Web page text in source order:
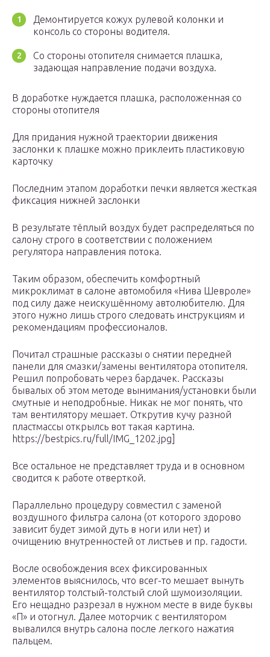
Демонтируется кожух рулевой колонки и
консоль со стороны водителя.
Со стороны отопителя снимается плашка,
задающая направление подачи воздуха.
В доработке нуждается плашка, расположенная со
стороны отопителя
Для придания нужной траектории движения
заслонки к плашке можно приклеить пластиковую
карточку
Последним этапом доработки печки является жесткая
фиксация нижней заслонки
В результате тёплый воздух будет распределяться по
салону строго в соответствии с положением
регулятора направления потока.
Таким образом, обеспечить комфортный
микроклимат в салоне автомобиля «Нива Шевроле»
под силу даже неискушённому автолюбителю. Для
этого нужно лишь строго следовать инструкциям и
рекомендациям профессионалов.
Почитал страшные рассказы о снятии передней
панели для смазки/замены вентилятора отопителя.
Решил попробовать через бардачек. Рассказы
бывалых об этом методе вынимания/установки были
смутные и неподробные. Никак не мог понять, что
там вентилятору мешает. Открутив кучу разной
пластмассы открылсь вот такая картина.
https://bestpics.ru/full/IMG_1202.jpg]
Все остальное не представляет труда и в основном
сводится к работе отверткой.
Параллельно процедуру совместил с заменой
воздушного фильтра салона (от которого здорово
зависит будет зимой дуть в ноги или нет) и
очищению внутренностей от листьев и пр. гадости.
Восле освобождения всех фиксированных
элементов выяснилось, что всег-то мешает вынуть
вентилятор толстый-толстый слой шумоизоляции.
Его нещадно разрезал в нужном месте в виде буквы
«П» и отогнул. Далее моторчик с вентилятором
вывалился внутрь салона после легкого нажатия
пальцем.